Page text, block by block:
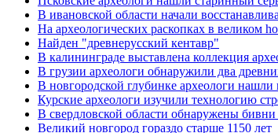
В ивановской области начали
Hа археологических раскопках в великом
Найден "древнерусский кентавр"
В калининграде выставлена коллекция
В грузии археологи обнаружили два
В новгородской глубинке археологи
Курские археологи изучили технологию
В свердловской области обнаружены
Великий новгород гораздо старше 1150 лет